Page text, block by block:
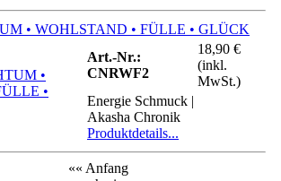
• WOHLSTAND • FÜLLE • GLÜCK
Art.-Nr.:
CNRWF2
18,90 €
(inkl.
MwSt.)
Energie Schmuck |
Akasha Chronik
Produktdetails...
«« Anfang